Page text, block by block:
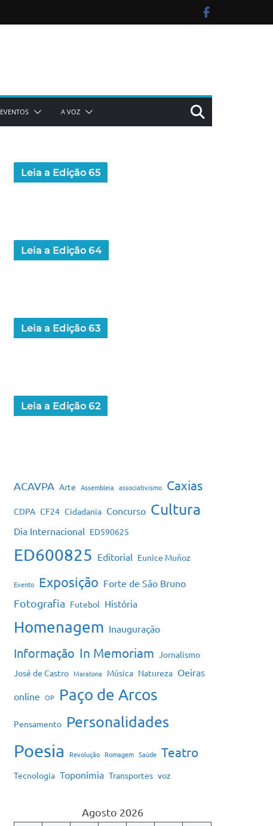
EVENTOS A VOZ
Leia a Edição 65
Leia a Edição 64
Leia a Edição 63
Leia a Edição 62
ACAVPA Arte Assembleia associativismo Caxias
CDPA CF24 Cidadania Concurso Cultura
Dia Internacional ED590625
ED600825 Editorial Eunice Muñoz
Evento Exposição Forte de São Bruno
Fotografia Futebol História
Homenagem Inauguração
Informação In Memoriam
Jornalismo
José de Castro Maratona Música Natureza Oeiras
online OP Paço de Arcos
Pensamento Personalidades
Poesia Revolução Romagem Saúde Teatro
Tecnologia Toponímia Transportes voz
Agosto 2026